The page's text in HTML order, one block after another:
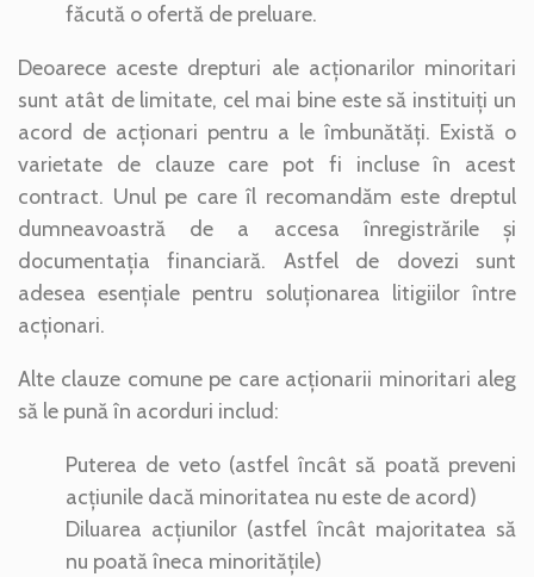
făcută o ofertă de preluare.
Deoarece aceste drepturi ale acționarilor minoritari
sunt atât de limitate, cel mai bine este să instituiți un
acord de acționari pentru a le îmbunătăți. Există o
varietate de clauze care pot fi incluse în acest
contract. Unul pe care îl recomandăm este dreptul
dumneavoastră de a accesa înregistrările și
documentația financiară. Astfel de dovezi sunt
adesea esențiale pentru soluționarea litigiilor între
acționari.
Alte clauze comune pe care acționarii minoritari aleg
să le pună în acorduri includ:
Puterea de veto (astfel încât să poată preveni
acțiunile dacă minoritatea nu este de acord)
Diluarea acțiunilor (astfel încât majoritatea să
nu poată îneca minoritățile)